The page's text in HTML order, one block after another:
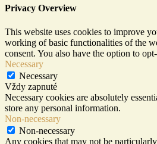
Privacy Overview
This website uses cookies to improve
working of basic functionalities of the
consent. You also have the option to
Necessary
Necessary
Vždy zapnuté
Necessary cookies are absolutely
store any personal information.
Non-necessary
Non-necessary
Any cookies that may not be